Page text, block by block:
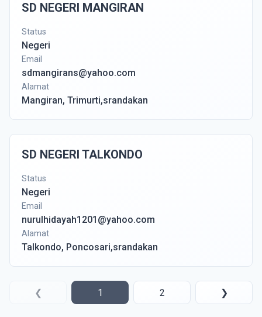
SD NEGERI MANGIRAN
Status
Negeri
Email
sdmangirans@yahoo.com
Alamat
Mangiran, Trimurti,srandakan
SD NEGERI TALKONDO
Status
Negeri
Email
nurulhidayah1201@yahoo.com
Alamat
Talkondo, Poncosari,srandakan
❮ 1 2 ❯